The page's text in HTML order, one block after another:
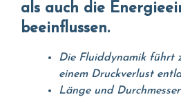
als auch die
beeinflussen.
Die Fluiddynamik führt
einem Druckverlust
Länge und